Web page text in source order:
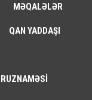
MƏQALƏLƏR
QAN YADDAŞI